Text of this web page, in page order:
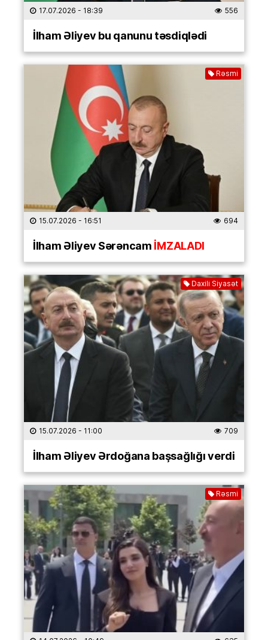
17.07.2026 - 18:39 556
İlham Əliyev bu qanunu təsdiqlədi
Rəsmi
15.07.2026 - 16:51 694
İlham Əliyev SərəncamİMZALADI
Daxili Siyasət
15.07.2026 - 11:00 709
İlham Əliyev Ərdoğana başsağlığı verdi
Rəsmi